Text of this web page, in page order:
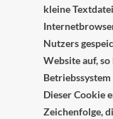
kleine
Nutzers
Website auf,
Dieser Cookie
Zeichenfolge,